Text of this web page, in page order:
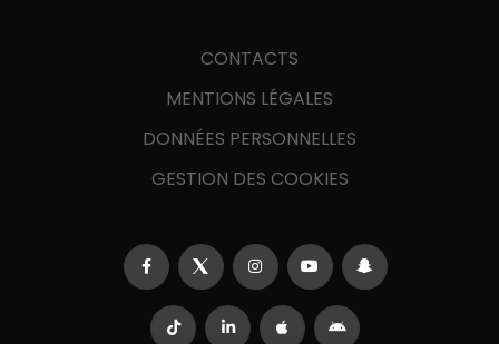
CONTACTS
MENTIONS LÉGALES
DONNÉES PERSONNELLES
GESTION DES COOKIES